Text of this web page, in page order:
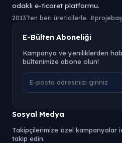
odaklı e-ticaret platformu.
2013’ten beri üreticilerle.
E-Bülten Aboneliği
Kampanya ve yeniliklerden
bültenimize abone olun!
Sosyal Medya
Takipçilerimize özel kampanyalar
takip edin.